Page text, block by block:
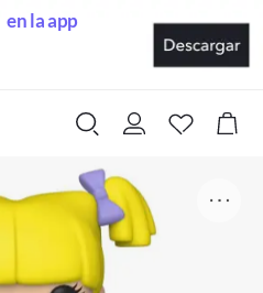
en la app